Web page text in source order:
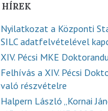
HÍREK
Nyilatkozat a Központi
SILC adatfelvételével
XIV. Pécsi MKE
Felhívás a XIV. Pécsi
való részvételre
Halpern László „Kornai